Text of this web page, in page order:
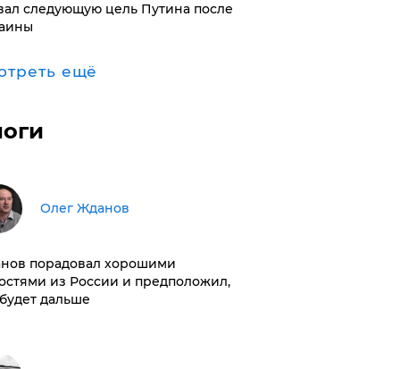
следующую цель Путина после
ещё
Олег Жданов
порадовал хорошими
из России и предположил,
дальше